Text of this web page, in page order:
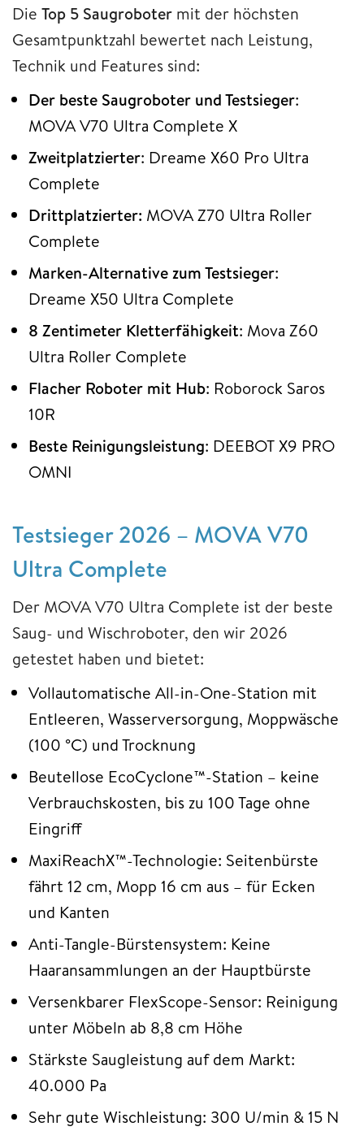
Die Top 5 Saugroboter mit der höchsten
Gesamtpunktzahl bewertet nach Leistung,
Technik und Features sind:
Der beste Saugroboter und Testsieger:
MOVA V70 Ultra Complete X
Zweitplatzierter: Dreame X60 Pro Ultra
Complete
Drittplatzierter: MOVA Z70 Ultra Roller
Complete
Marken-Alternative zum Testsieger:
Dreame X50 Ultra Complete
8 Zentimeter Kletterfähigkeit: Mova Z60
Ultra Roller Complete
Flacher Roboter mit Hub: Roborock Saros
10R
Beste Reinigungsleistung: DEEBOT X9 PRO
OMNI
Testsieger 2026 – MOVA V70
Ultra Complete
Der MOVA V70 Ultra Complete ist der beste
Saug- und Wischroboter, den wir 2026
getestet haben und bietet:
Vollautomatische All-in-One-Station mit
Entleeren, Wasserversorgung, Moppwäsche
(100 °C) und Trocknung
Beutellose EcoCyclone™-Station – keine
Verbrauchskosten, bis zu 100 Tage ohne
Eingriff
MaxiReachX™-Technologie: Seitenbürste
fährt 12 cm, Mopp 16 cm aus – für Ecken
und Kanten
Anti-Tangle-Bürstensystem: Keine
Haaransammlungen an der Hauptbürste
Versenkbarer FlexScope-Sensor: Reinigung
unter Möbeln ab 8,8 cm Höhe
Stärkste Saugleistung auf dem Markt:
40.000 Pa
Sehr gute Wischleistung: 300 U/min & 15 N